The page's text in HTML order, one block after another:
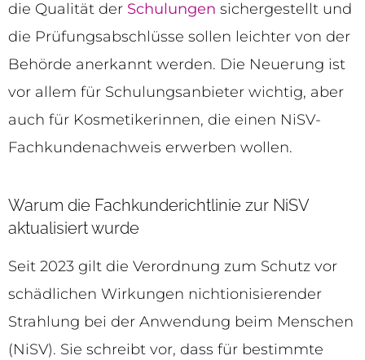
die Qualität der Schulungen sichergestellt und
die Prüfungsabschlüsse sollen leichter von der
Behörde anerkannt werden. Die Neuerung ist
vor allem für Schulungsanbieter wichtig, aber
auch für Kosmetikerinnen, die einen NiSV-
Fachkundenachweis erwerben wollen.
Warum die Fachkunderichtlinie zur NiSV
aktualisiert wurde
Seit 2023 gilt die Verordnung zum Schutz vor
schädlichen Wirkungen nichtionisierender
Strahlung bei der Anwendung beim Menschen
(NiSV). Sie schreibt vor, dass für bestimmte